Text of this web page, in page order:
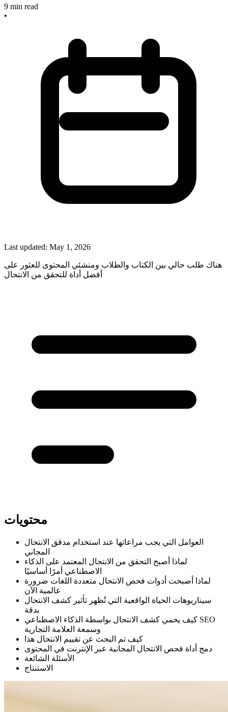
9 min read
•
Last updated: May 1, 2026
هناك طلب حالي بين الكتاب والطلاب ومنشئي المحتوى للعثور على
أفضل أداة للتحقق من الانتحال
محتويات
العوامل التي يجب مراعاتها عند استخدام مدقق الانتحال
المجاني
لماذا أصبح التحقق من الانتحال المعتمد على الذكاء
الاصطناعي أمرًا أساسيًا
لماذا أصبحت أدوات فحص الانتحال متعددة اللغات ضرورة
عالمية الآن
سيناريوهات الحياة الواقعية التي تُظهر تأثير كشف الانتحال
بدقة
كيف يحمي كشف الانتحال بواسطة الذكاء الاصطناعي SEO
وسمعة العلامة التجارية
كيف تم البحث عن تقييم الانتحال هذا
دمج أداة فحص الانتحال المجانية عبر الإنترنت في المحتوى
الأسئلة الشائعة
الاستنتاج